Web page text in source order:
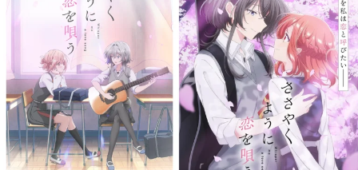
Whisper
Love
Song
sufre
un
retraso